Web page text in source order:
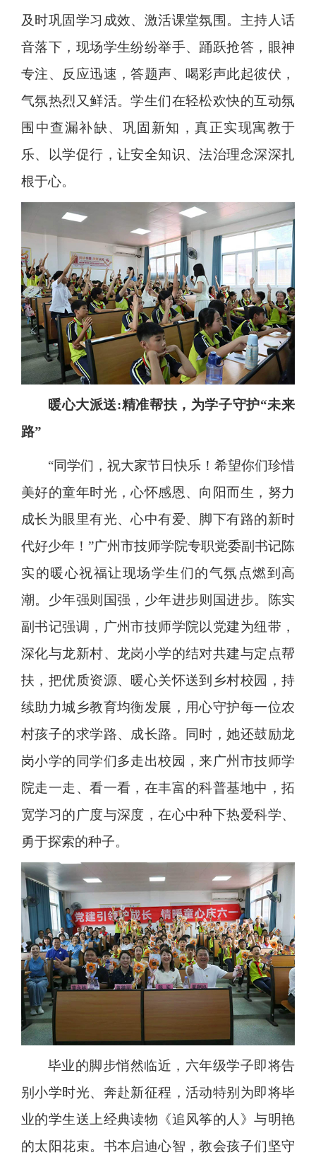
及时巩固学习成效、激活课堂氛围。主持人话
音落下，现场学生纷纷举手、踊跃抢答，眼神
专注、反应迅速，答题声、喝彩声此起彼伏，
气氛热烈又鲜活。学生们在轻松欢快的互动氛
围中查漏补缺、巩固新知，真正实现寓教于
乐、以学促行，让安全知识、法治理念深深扎
根于心。
暖心大派送:精准帮扶，为学子守护“未来
路”
“同学们，祝大家节日快乐！希望你们珍惜
美好的童年时光，心怀感恩、向阳而生，努力
成长为眼里有光、心中有爱、脚下有路的新时
代好少年！”广州市技师学院专职党委副书记陈
实的暖心祝福让现场学生们的气氛点燃到高
潮。少年强则国强，少年进步则国进步。陈实
副书记强调，广州市技师学院以党建为纽带，
深化与龙新村、龙岗小学的结对共建与定点帮
扶，把优质资源、暖心关怀送到乡村校园，持
续助力城乡教育均衡发展，用心守护每一位农
村孩子的求学路、成长路。同时，她还鼓励龙
岗小学的同学们多走出校园，来广州市技师学
院走一走、看一看，在丰富的科普基地中，拓
宽学习的广度与深度，在心中种下热爱科学、
勇于探索的种子。
毕业的脚步悄然临近，六年级学子即将告
别小学时光、奔赴新征程，活动特别为即将毕
业的学生送上经典读物《追风筝的人》与明艳
的太阳花束。书本启迪心智，教会孩子们坚守